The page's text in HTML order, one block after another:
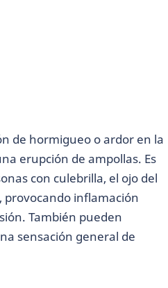
de hormigueo o ardor en la
erupción de ampollas. Es
con culebrilla, el ojo del
provocando inflamación
También pueden
sensación general de